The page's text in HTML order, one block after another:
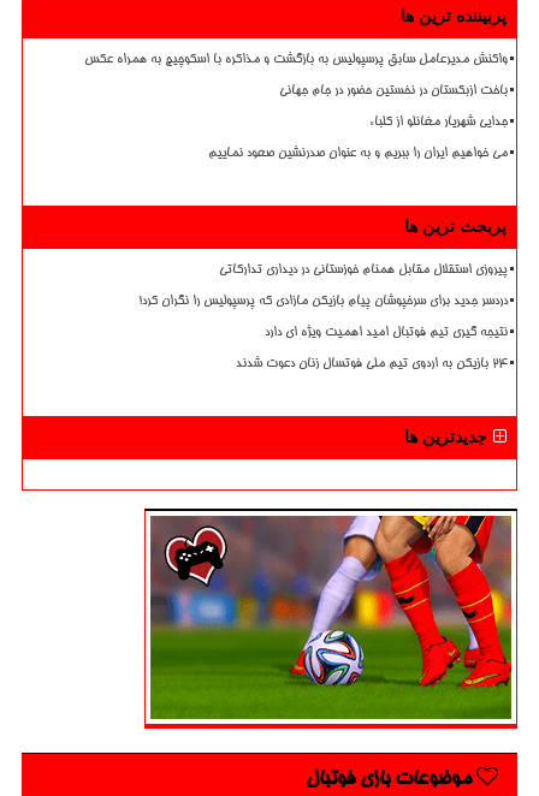
پربیننده ترین ها
واکنش مدیرعامل سابق پرسپولیس به بازگشت و مذاکره با اسکوچیچ به همراه عکس
باخت ازبکستان در نخستین حضور در جام جهانی
جدایی شهریار مغانلو از کلباء
می خواهیم ایران را ببریم و به عنوان صدرنشین صعود نماییم
پربحث ترین ها
پیروزی استقلال مقابل همنام خوزستانی در دیداری تدارکاتی
دردسر جدید برای سرخپوشان پیام بازیکن مازادی که پرسپولیس را نگران کرد!
نتیجه گیری تیم فوتبال امید اهمیت ویژه ای دارد
۲۴ بازیکن به اردوی تیم ملی فوتسال زنان دعوت شدند
جدیدترین ها
موضوعات بازی فوتبال